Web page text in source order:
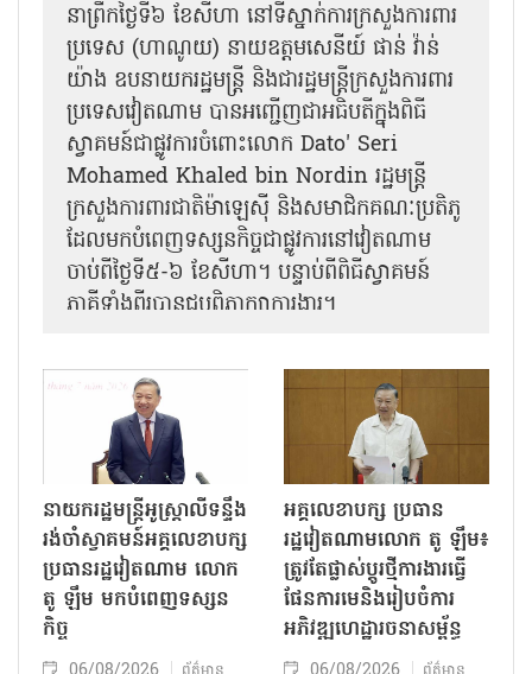
នា​ព្រឹកថ្ងៃទី៦ ខែសីហា នៅទីស្នាក់ការក្រសួងការពារ
ប្រទេស (ហាណូយ) នាយឧត្តមសេនីយ៍ ផាន់ វ៉ាន់
យ៉ាង ឧបនាយករដ្ឋមន្ត្រី និងជារដ្ឋមន្ត្រីក្រសួងការពារ
ប្រទេសវៀតណាម បានអញ្ជើញជាអធិបតីក្នុងពិធី
ស្វាគមន៍ជាផ្លូវការ​ចំពោះលោក Dato' Seri
Mohamed Khaled bin Nordin រដ្ឋមន្ត្រី
ក្រសួងការពារជាតិម៉ាឡេស៊ី និងសមាជិកគណៈប្រតិភូ
ដែលមកបំពេញទស្សនកិច្ចជាផ្លូវការនៅវៀតណាម
ចាប់ពីថ្ងៃទី៥-៦ ខែសីហា។ បន្ទាប់ពីពិធីស្វាគមន៍
ភាគីទាំងពីរបានជួបពិភាក្សាការងារ​។
នាយករដ្ឋមន្ត្រីអូស្ត្រាលីទន្ទឹង
រង់ចាំស្វាគមន៍អគ្គលេខាបក្ស
ប្រធានរដ្ឋវៀតណាម លោក
តូ ឡឹម មកបំពេញទស្សន
កិច្ច
អគ្គលេខាបក្ស ប្រធាន
រដ្ឋវៀតណាមលោក តូ ឡឹម៖
ត្រូវតែផ្លាស់ប្ដូរថ្មីការងារធ្វើ
ផែនការមេនិងរៀបចំការ
អភិវឌ្ឍហេដ្ឋារចនាសម្ព័ន្ធ